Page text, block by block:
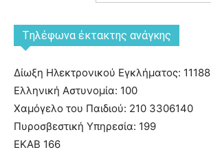
Tηλέφωνα έκτακτης ανάγκης
Δίωξη Ηλεκτρονικού Εγκλήματος: 11188
Ελληνική Αστυνομία: 100
Χαμόγελο του Παιδιού: 210 3306140
Πυροσβεστική Υπηρεσία: 199
ΕΚΑΒ 166